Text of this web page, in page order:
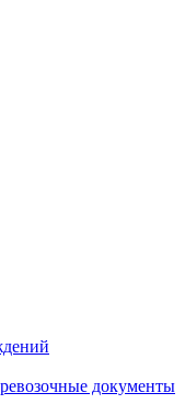
документы